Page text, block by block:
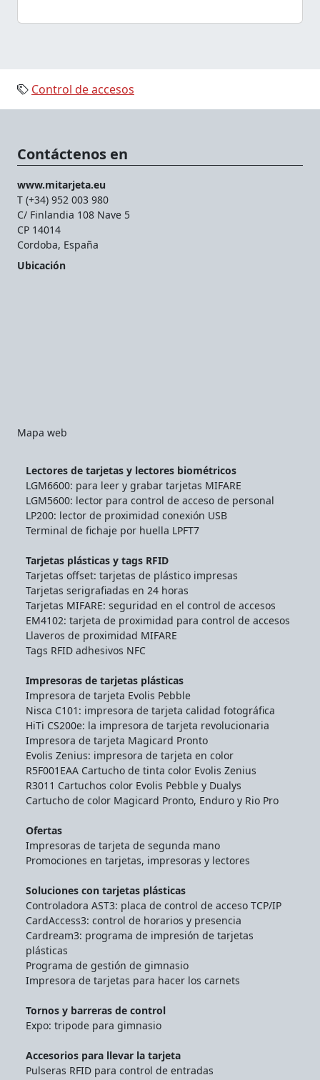
Control de accesos
Contáctenos en
www.mitarjeta.eu
T (+34) 952 003 980
C/ Finlandia 108 Nave 5
CP 14014
Cordoba, España
Ubicación
Mapa web
Lectores de tarjetas y lectores biométricos
LGM6600: para leer y grabar tarjetas MIFARE
LGM5600: lector para control de acceso de personal
LP200: lector de proximidad conexión USB
Terminal de fichaje por huella LPFT7
Tarjetas plásticas y tags RFID
Tarjetas offset: tarjetas de plástico impresas
Tarjetas serigrafiadas en 24 horas
Tarjetas MIFARE: seguridad en el control de accesos
EM4102: tarjeta de proximidad para control de accesos
Llaveros de proximidad MIFARE
Tags RFID adhesivos NFC
Impresoras de tarjetas plásticas
Impresora de tarjeta Evolis Pebble
Nisca C101: impresora de tarjeta calidad fotográfica
HiTi CS200e: la impresora de tarjeta revolucionaria
Impresora de tarjeta Magicard Pronto
Evolis Zenius: impresora de tarjeta en color
R5F001EAA Cartucho de tinta color Evolis Zenius
R3011 Cartuchos color Evolis Pebble y Dualys
Cartucho de color Magicard Pronto, Enduro y Rio Pro
Ofertas
Impresoras de tarjeta de segunda mano
Promociones en tarjetas, impresoras y lectores
Soluciones con tarjetas plásticas
Controladora AST3: placa de control de acceso TCP/IP
CardAccess3: control de horarios y presencia
Cardream3: programa de impresión de tarjetas
plásticas
Programa de gestión de gimnasio
Impresora de tarjetas para hacer los carnets
Tornos y barreras de control
Expo: tripode para gimnasio
Accesorios para llevar la tarjeta
Pulseras RFID para control de entradas